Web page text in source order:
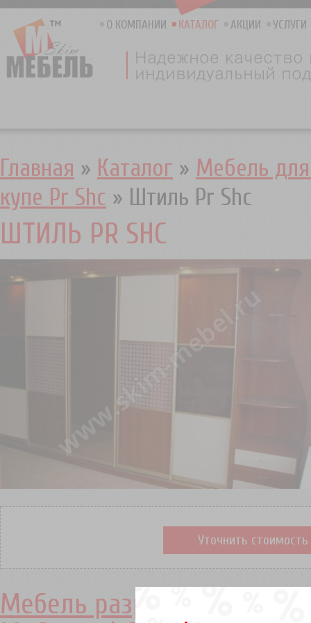
О КОМПАНИИ КАТАЛОГ АКЦИИ УСЛУГИ
Главная » Каталог » Мебель
купе Pr Shc » Штиль Pr Shc
ШТИЛЬ PR SHC
Уточнить стоимость
Мебель разработана